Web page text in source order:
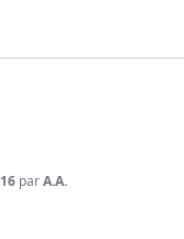
parA.A.